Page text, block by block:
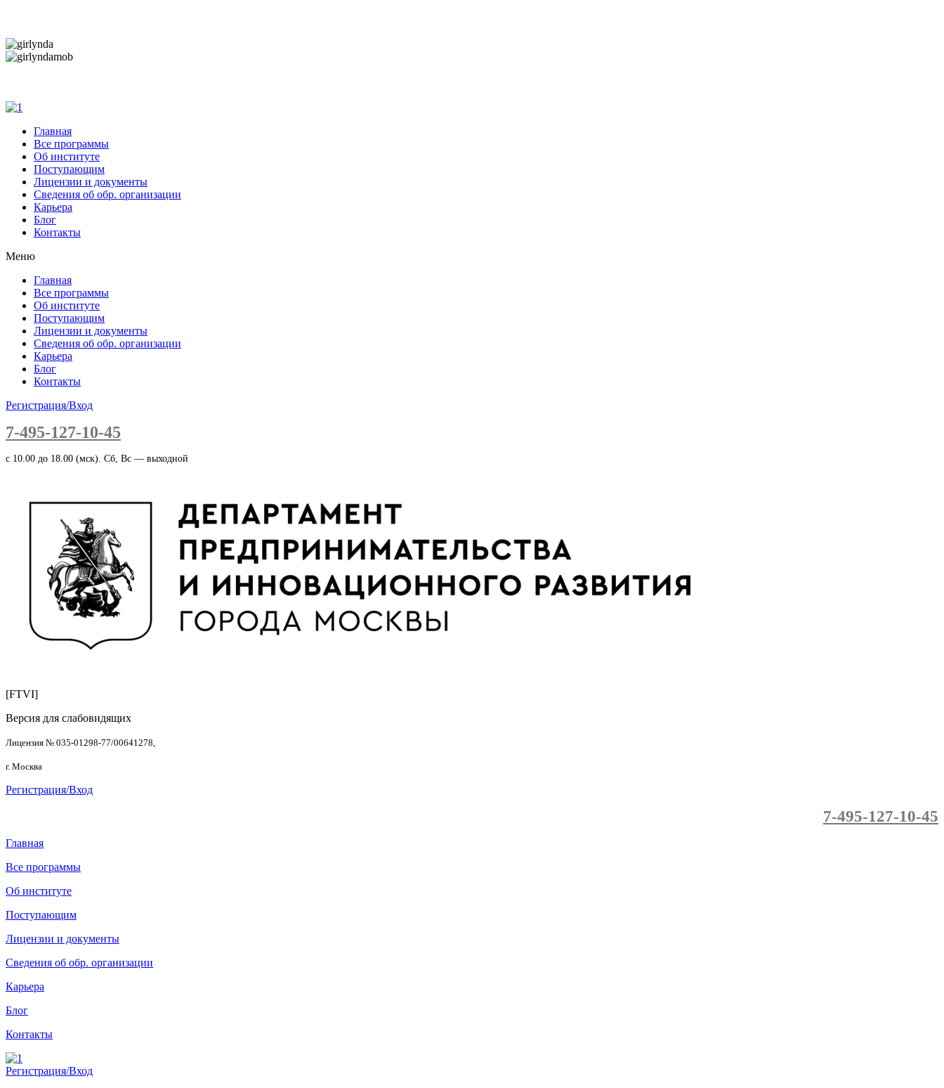
Главная
Все программы
Об институте
Поступающим
Лицензии и документы
Сведения об обр. организации
Карьера
Блог
Контакты
Меню
Главная
Все программы
Об институте
Поступающим
Лицензии и документы
Сведения об обр. организации
Карьера
Блог
Контакты
Регистрация/Вход
7-495-127-10-45
c 10.00 до 18.00 (мск). Сб, Вс — выходной
[FTVI]
Версия для слабовидящих
Лицензия № 035-01298-77/00641278,
г. Москва
Регистрация/Вход
7-495-127-10-45
Главная
Все программы
Об институте
Поступающим
Лицензии и документы
Сведения об обр. организации
Карьера
Блог
Контакты
Регистрация/Вход